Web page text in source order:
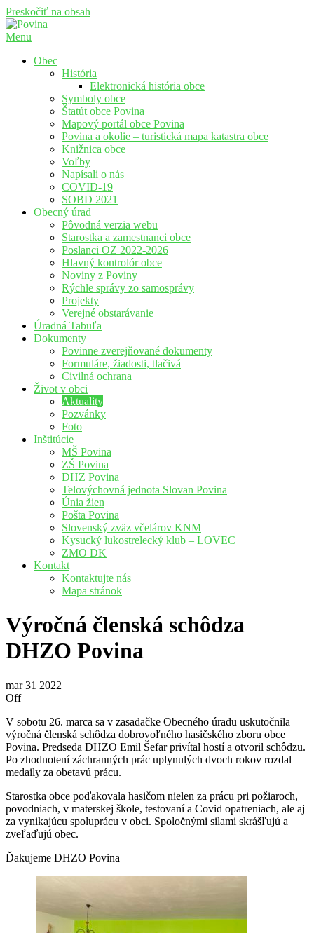
Preskočiť na obsah
Menu
Obec
História
Elektronická história obce
Symboly obce
Štatút obce Povina
Mapový portál obce Povina
Povina a okolie – turistická mapa katastra obce
Knižnica obce
Voľby
Napísali o nás
COVID-19
SOBD 2021
Obecný úrad
Pôvodná verzia webu
Starostka a zamestnanci obce
Poslanci OZ 2022-2026
Hlavný kontrolór obce
Noviny z Poviny
Rýchle správy zo samosprávy
Projekty
Verejné obstarávanie
Úradná Tabuľa
Dokumenty
Povinne zverejňované dokumenty
Formuláre, žiadosti, tlačivá
Civilná ochrana
Život v obci
Aktuality
Pozvánky
Foto
Inštitúcie
MŠ Povina
ZŠ Povina
DHZ Povina
Telovýchovná jednota Slovan Povina
Únia žien
Pošta Povina
Slovenský zväz včelárov KNM
Kysucký lukostrelecký klub – LOVEC
ZMO DK
Kontakt
Kontaktujte nás
Mapa stránok
Výročná členská schôdza
DHZO Povina
mar31 2022
Off
V sobotu 26. marca sa v zasadačke Obecného úradu uskutočnila
výročná členská schôdza dobrovoľného hasičského zboru obce
Povina. Predseda DHZO Emil Šefar privítal hostí a otvoril schôdzu.
Po zhodnotení záchranných prác uplynulých dvoch rokov rozdal
medaily za obetavú prácu.
Starostka obce poďakovala hasičom nielen za prácu pri požiaroch,
povodniach, v materskej škole, testovaní a Covid opatreniach, ale aj
za vynikajúcu spoluprácu v obci. Spoločnými silami skrášľujú a
zveľaďujú obec.
Ďakujeme DHZO Povina